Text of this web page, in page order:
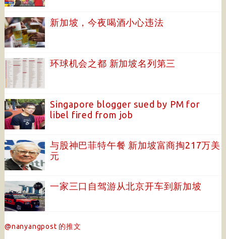
新加坡，今夜喝酒小心违法
环球机会之都 新加坡名列第三
Singapore blogger sued by PM for
libel fired from job
与股神巴菲特午餐 新加坡富商掏217万美
元
一家三口自驾游从北京开车到新加坡
@nanyangpost 的推文